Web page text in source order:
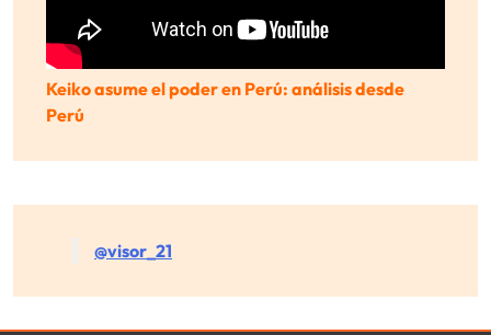
Keiko asume el poder en Perú: análisis desde
Perú
@visor_21